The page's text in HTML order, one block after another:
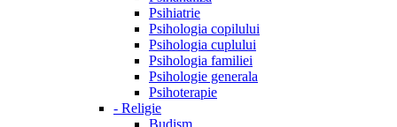
Psihiatrie
Psihologia copilului
Psihologia cuplului
Psihologia familiei
Psihologie generala
Psihoterapie
- Religie
Budism